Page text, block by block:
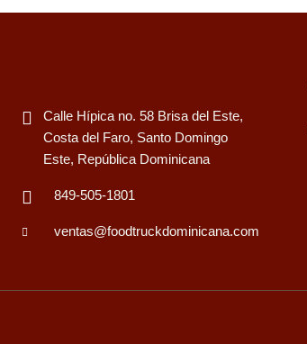
Calle Hípica no. 58 Brisa del Este,
Costa del Faro, Santo Domingo
Este, República Dominicana
849-505-1801
ventas@foodtruckdominicana.com